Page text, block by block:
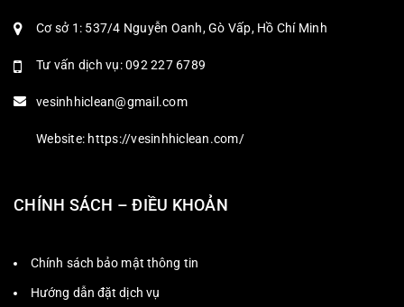
Cơ sở 1: 537/4 Nguyễn Oanh, Gò Vấp, Hồ Chí Minh
Tư vấn dịch vụ: 092 227 6789
vesinhhiclean@gmail.com
Website: https://vesinhhiclean.com/
CHÍNH SÁCH – ĐIỀU KHOẢN
Chính sách bảo mật thông tin
Hướng dẫn đặt dịch vụ